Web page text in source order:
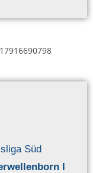
Süd
I